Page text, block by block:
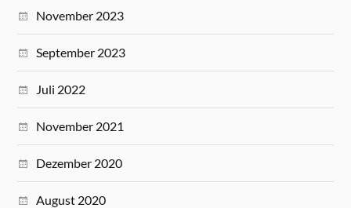
November 2023
September 2023
Juli 2022
November 2021
Dezember 2020
August 2020